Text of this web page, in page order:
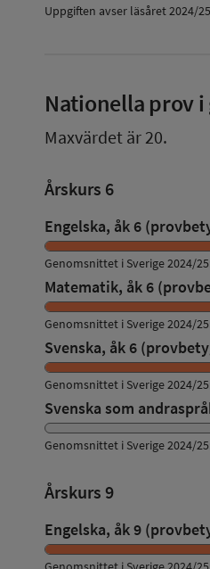
Uppgiften avser läsåret 2024/25
Nationella prov
Maxvärdet är 20.
Årskurs 6
Engelska, åk 6
Genomsnittet i Sverige 2024/
Matematik, åk 6
Genomsnittet i Sverige 2024/
Svenska, åk 6
Genomsnittet i Sverige 2024/
Svenska som
Genomsnittet i Sverige 2024/
Årskurs 9
Engelska, åk 9